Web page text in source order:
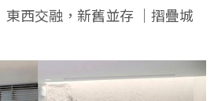
西交融，新舊並存 ｜摺疊城